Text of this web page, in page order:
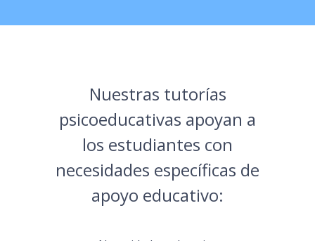
Nuestras tutorías
psicoeducativas apoyan a
los estudiantes con
necesidades específicas de
apoyo educativo: